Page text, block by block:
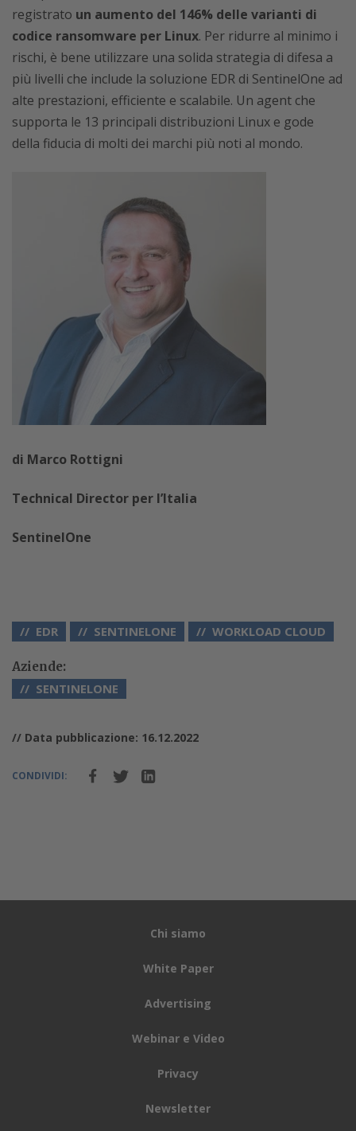
registrato un aumento del 146% delle varianti di
codice ransomware per Linux. Per ridurre al minimo i
rischi, è bene utilizzare una solida strategia di difesa a
più livelli che include la soluzione EDR di SentinelOne ad
alte prestazioni, efficiente e scalabile. Un agent che
supporta le 13 principali distribuzioni Linux e gode
della fiducia di molti dei marchi più noti al mondo.
di Marco Rottigni
Technical Director per l’Italia
SentinelOne
EDR SENTINELONE WORKLOAD CLOUD
Aziende:
SENTINELONE
// Data pubblicazione: 16.12.2022
CONDIVIDI:
Chi siamo
White Paper
Advertising
Webinar e Video
Privacy
Newsletter